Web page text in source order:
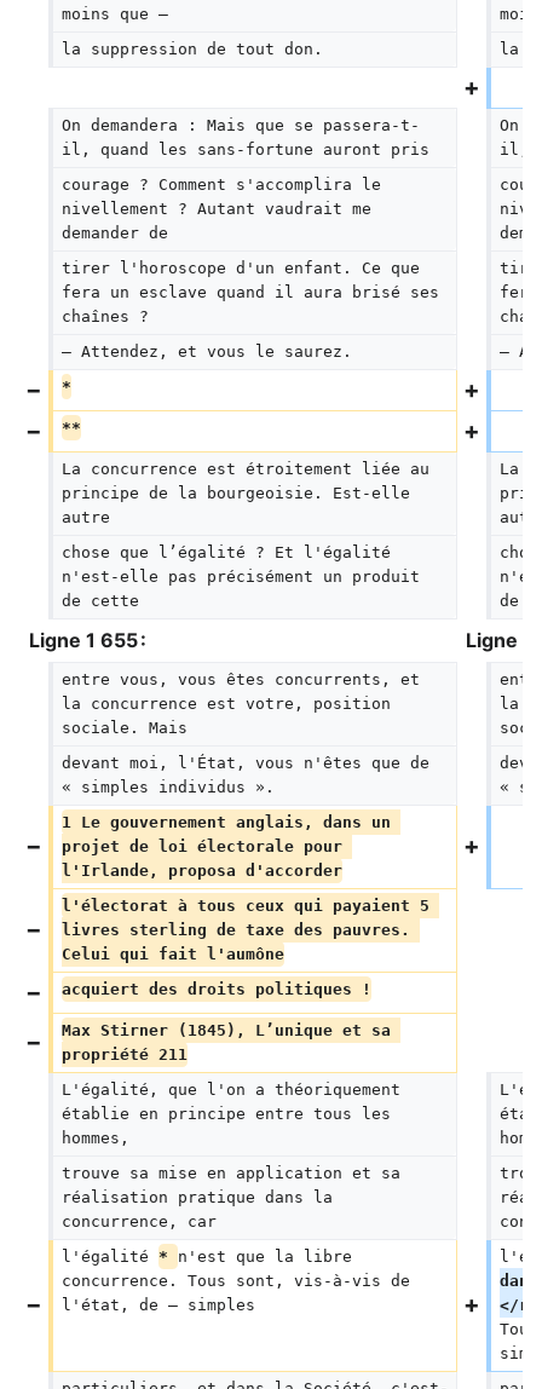
moins que —
la suppression de tout don.
la
On demandera : Mais que se passera-t-
il, quand les sans-fortune auront pris
On
il,
courage ? Comment s'accomplira le
nivellement ? Autant vaudrait me
demander de
tirer l'horoscope d'un enfant. Ce que
fera un esclave quand il aura brisé ses
chaînes ?
— Attendez, et vous le saurez.
—
*
**
La concurrence est étroitement liée au
principe de la bourgeoisie. Est-elle
autre
La
chose que l’égalité ? Et l'égalité
n'est-elle pas précisément un produit
de cette
de
Ligne 1 655 : Ligne 1
entre vous, vous êtes concurrents, et
la concurrence est votre, position
sociale. Mais
la
devant moi, l'État, vous n'êtes que de
« simples individus ».
«
1 Le gouvernement anglais, dans un
projet de loi électorale pour
l'Irlande, proposa d'accorder
l'électorat à tous ceux qui payaient 5
livres sterling de taxe des pauvres.
Celui qui fait l'aumône
acquiert des droits politiques !
Max Stirner (1845), L’unique et sa
propriété 211
L'égalité, que l'on a théoriquement
établie en principe entre tous les
hommes,
trouve sa mise en application et sa
réalisation pratique dans la
concurrence, car
l'égalité * n'est que la libre
concurrence. Tous sont, vis-à-vis de
l'état, de — simples
</